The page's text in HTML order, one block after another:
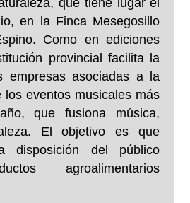
que tiene lugar el
en la Finca Mesegosillo
Como en ediciones
provincial facilita la
empresas asociadas a la
los eventos musicales más
que fusiona música,
El objetivo es que
disposición del público
agroalimentarios